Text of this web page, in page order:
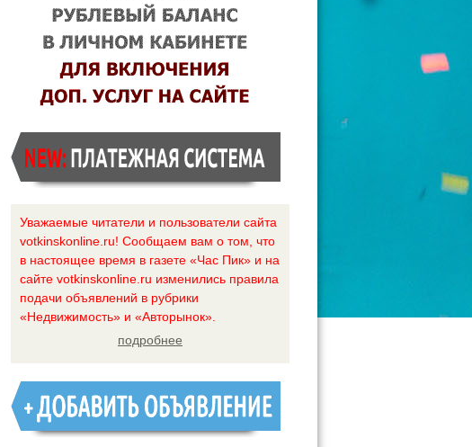
Уважаемые читатели и пользователи сайта
votkinskonline.ru! Сообщаем вам о том, что
в настоящее время в газете «Час Пик» и на
сайте votkinskonline.ru изменились правила
подачи объявлений в рубрики
«Недвижимость» и «Авторынок».
подробнее